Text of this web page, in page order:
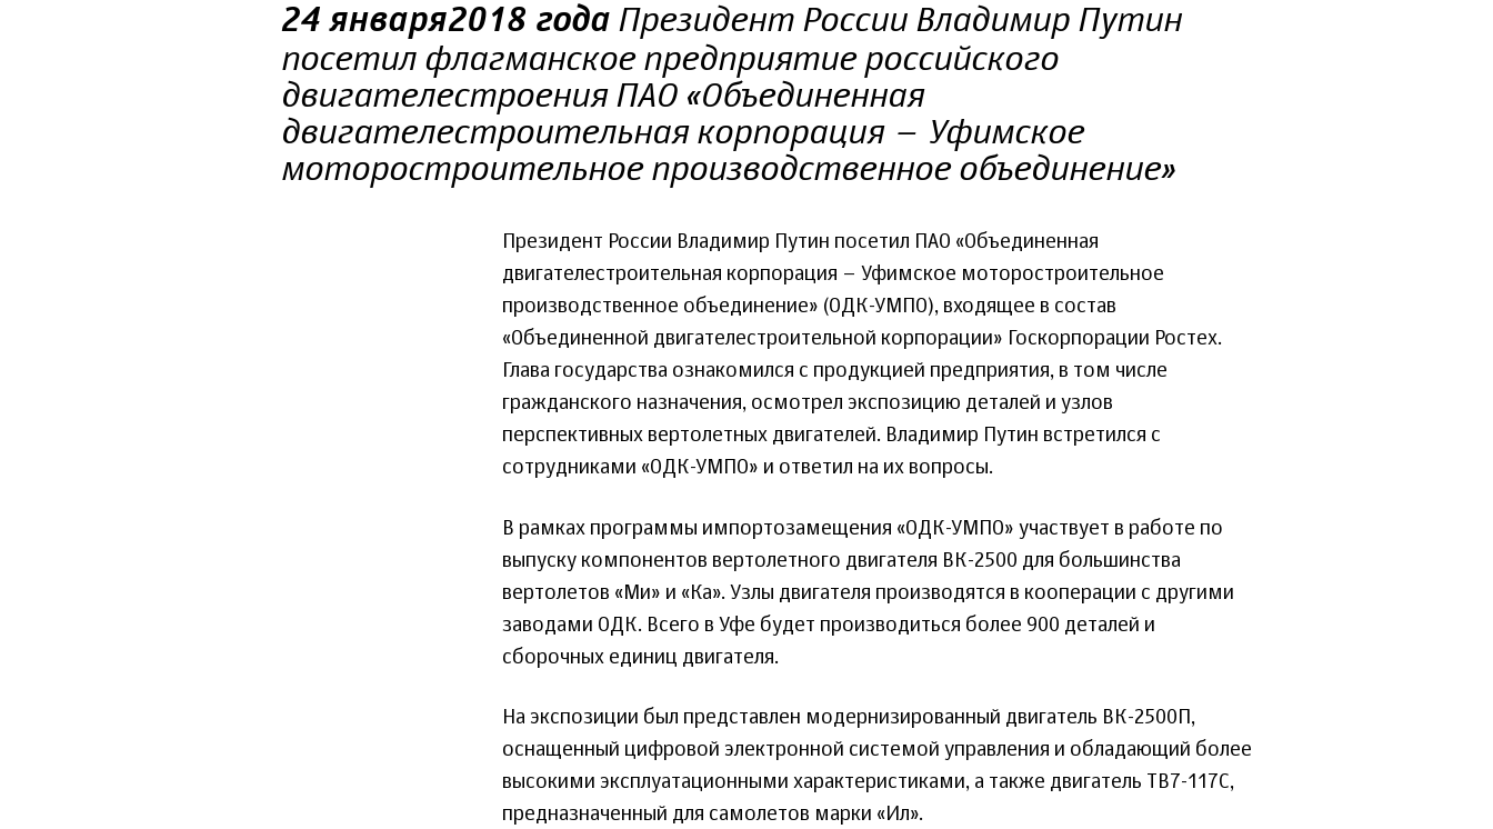
24 января 2018 годаПрезидент России Владимир Путин
посетил флагманское предприятие российского
двигателестроения ПАО «Объединенная
двигателестроительная корпорация – Уфимское
моторостроительное производственное объединение»
Президент России Владимир Путин посетил ПАО «Объединенная
двигателестроительная корпорация – Уфимское моторостроительное
производственное объединение» (ОДК-УМПО), входящее в состав
«Объединенной двигателестроительной корпорации» Госкорпорации Ростех.
Глава государства ознакомился с продукцией предприятия, в том числе
гражданского назначения, осмотрел экспозицию деталей и узлов
перспективных вертолетных двигателей. Владимир Путин встретился с
сотрудниками «ОДК-УМПО» и ответил на их вопросы.
В рамках программы импортозамещения «ОДК-УМПО» участвует в работе по
выпуску компонентов вертолетного двигателя ВК-2500 для большинства
вертолетов «Ми» и «Ка». Узлы двигателя производятся в кооперации с другими
заводами ОДК. Всего в Уфе будет производиться более 900 деталей и
сборочных единиц двигателя.
На экспозиции был представлен модернизированный двигатель ВК-2500П,
оснащенный цифровой электронной системой управления и обладающий более
высокими эксплуатационными характеристиками, а также двигатель ТВ7-117С,
предназначенный для самолетов марки «Ил».